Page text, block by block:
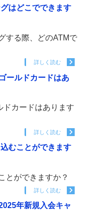
はどこでできます
する際、どのATMで
詳しく読む
ールドカードはあ
ドカードはあります
詳しく読む
むことができます
とができますか？
詳しく読む
年新規入会キャ